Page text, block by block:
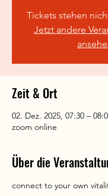
Tickets stehen
Jetzt andere
Zeit & Ort
02. Dez. 2025, 07:30 –
zoom online
Über die
connect to your own